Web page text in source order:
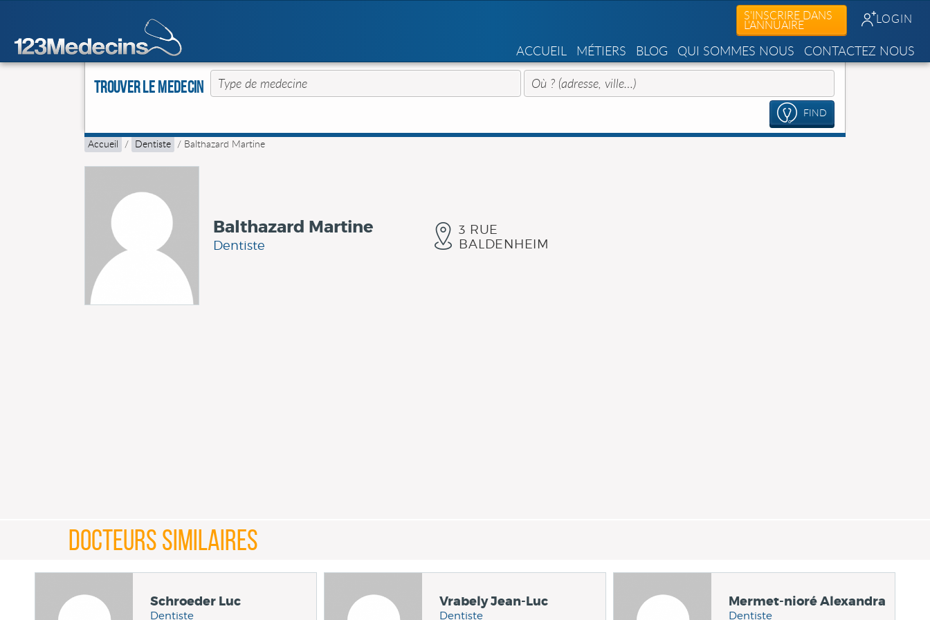
S'INSCRIRE DANS
L'ANNUAIRE LOGIN
ACCUEIL MÉTIERS BLOG QUI SOMMES NOUS CONTACTEZ NOUS
Trouver le Medecin
FIND
Accueil / Dentiste / Balthazard Martine
Balthazard Martine
Dentiste
3 RUE
BALDENHEIM
DOCTEURS SIMILAIRES
Schroeder Luc
Dentiste
Vrabely Jean-Luc
Dentiste
Mermet-nioré Alexandra
Dentiste